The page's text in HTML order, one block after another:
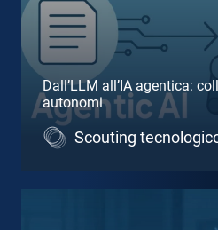
Dall’LLM all’IA agentica:
autonomi
Scouting